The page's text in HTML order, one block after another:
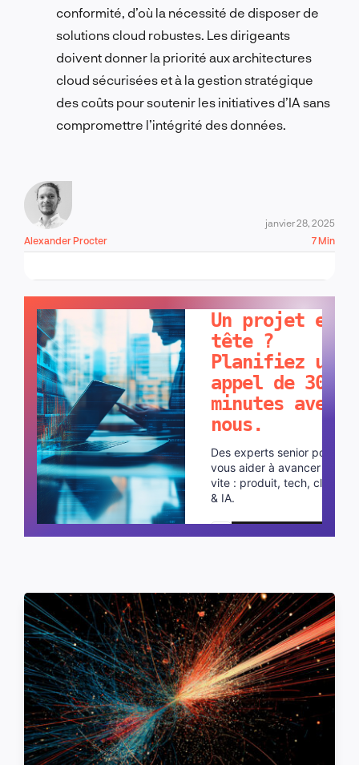
conformité, d’où la nécessité de disposer de
solutions cloud robustes. Les dirigeants
doivent donner la priorité aux architectures
cloud sécurisées et à la gestion stratégique
des coûts pour soutenir les initiatives d’IA sans
compromettre l’intégrité des données.
Alexander Procter
janvier 28, 2025
7 Min
Un projet en
tête ?
Planifiez un
appel de 30
minutes avec
nous.
Des experts senior pour
vous aider à avancer plus
vite : produit, tech, cloud
& IA.
Planifier un appel